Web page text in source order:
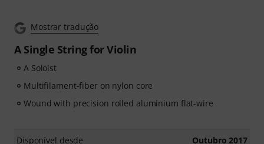
Mostrar tradução
A Single String for Violin
A Soloist
Multifilament-fiber on nylon core
Wound with precision rolled aluminium flat-wire
Disponível desde Outubro 2017